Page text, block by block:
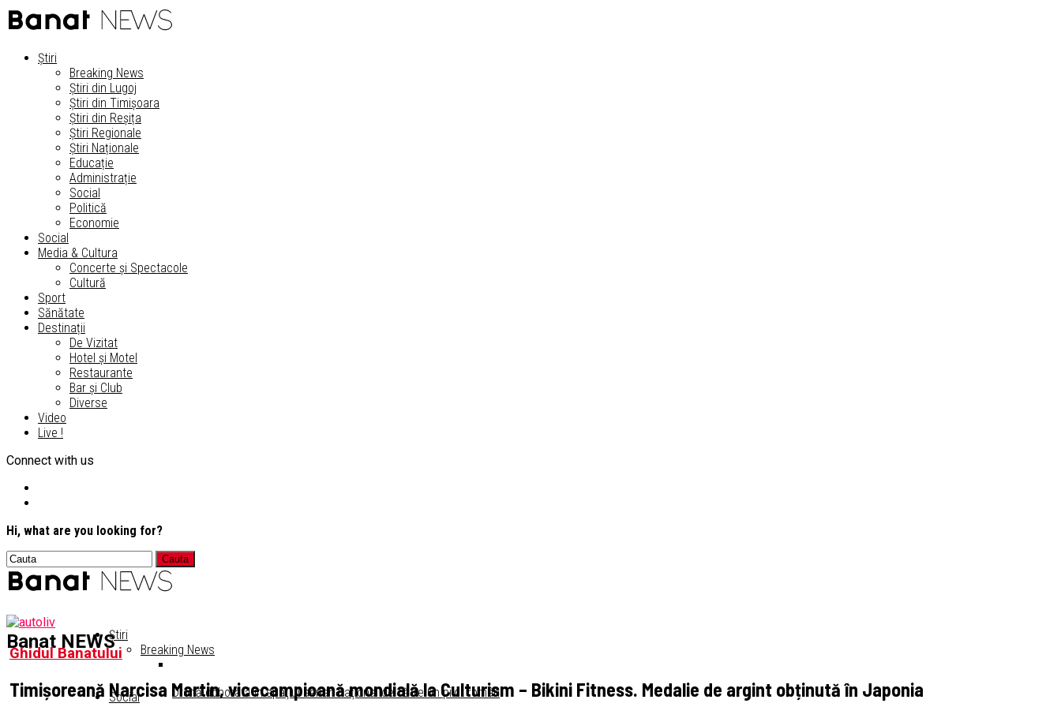
Știri
Breaking News
Știri din Lugoj
Știri din Timișoara
Știri din Reșița
Știri Regionale
Știri Naționale
Educație
Administrație
Social
Politică
Economie
Social
Media & Cultura
Concerte și Spectacole
Cultură
Sport
Sănătate
Destinații
De Vizitat
Hotel și Motel
Restaurante
Bar și Club
Diverse
Video
Live !
Connect with us
Hi, what are you looking for?
Banat NEWSȘtiri
Breaking News
Dronă doborâtă în spaţiul aerian naţional de către un pilot român
Social
Ghidul Banatului
Timișoreană Narcisa Martin, vicecampioană mondială la Culturism – Bikini Fitness. Medalie de argint obținută în Japonia